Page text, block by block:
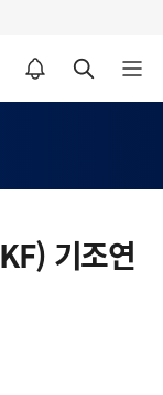
알림설정 바로가기 검색 바로가기 메뉴 열기
기조연